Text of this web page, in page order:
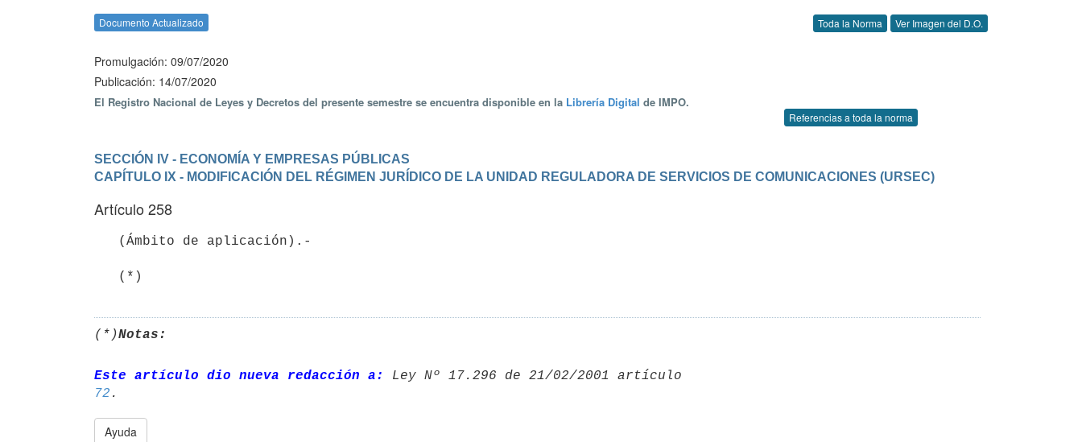
Documento Actualizado Toda la Norma Ver Imagen del D.O.
Promulgación: 09/07/2020
Publicación: 14/07/2020
El Registro Nacional de Leyes y Decretos del presente semestre se encuentra disponible en la Librería Digital de IMPO.
Referencias a toda la norma
SECCIÓN IV - ECONOMÍA Y EMPRESAS PÚBLICAS
CAPÍTULO IX - MODIFICACIÓN DEL RÉGIMEN JURÍDICO DE LA UNIDAD REGULADORA DE SERVICIOS DE COMUNICACIONES (URSEC)
Artículo 258
   (*)
(*)Notas:
Este artículo dio nueva redacción a:
72
Ayuda